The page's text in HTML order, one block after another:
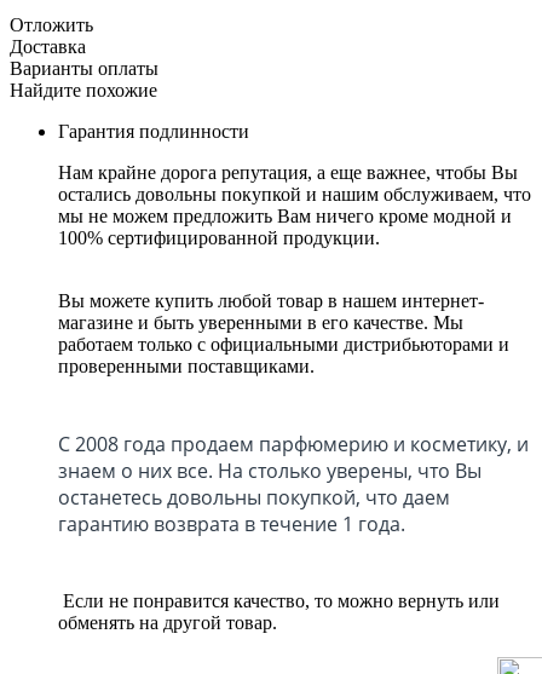
Отложить
Доставка
Варианты оплаты
Найдите похожие
Гарантия подлинности
Нам крайне дорога репутация, а еще важнее, чтобы Вы
остались довольны покупкой и нашим обслуживаем, что
мы не можем предложить Вам ничего кроме модной и
100% сертифицированной продукции.
Вы можете купить любой товар в нашем интернет-
магазине и быть уверенными в его качестве. Мы
работаем только с официальными дистрибьюторами и
проверенными поставщиками.
С 2008 года продаем парфюмерию и косметику, и
знаем о них все. На столько уверены, что Вы
останетесь довольны покупкой, что даем
гарантию возврата в течение 1 года.
Если не понравится качество, то можно вернуть или
обменять на другой товар.